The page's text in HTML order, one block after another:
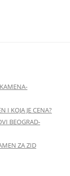
I KOJA JE CENA?
BEOGRAD-
ZA ZID